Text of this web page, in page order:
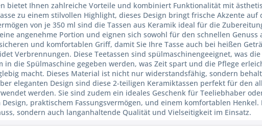
bietet Ihnen zahlreiche Vorteile und kombiniert Funktionalität mit
zu einem stilvollen Highlight, dieses Design bringt frische Akzente
von je 350 ml sind die Tassen aus Keramik ideal für die
angenehme Portion und eignen sich sowohl für den schnellen Genuss
und komfortablen Griff, damit Sie Ihre Tasse auch bei heißen
Verbrennungen. Diese Teetassen sind spülmaschinengeeignet, was
in die Spülmaschine gegeben werden, was Zeit spart und die Pflege
macht. Dieses Material ist nicht nur widerstandsfähig, sondern
eleganten Design sind diese 2-teiligen Keramiktassen perfekt für den
werden. Sie sind zudem ein ideales Geschenk für Teeliebhaber
praktischem Fassungsvermögen, und einem komfortablen
sondern auch langanhaltende Qualität und Vielseitigkeit im Einsatz.